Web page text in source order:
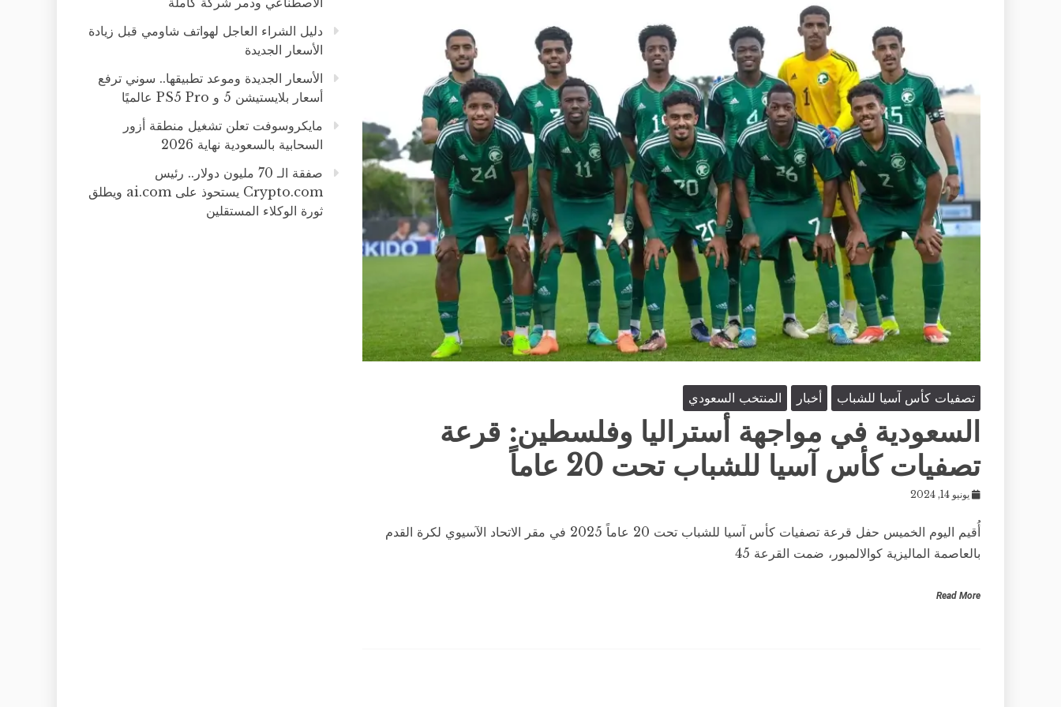
تصفيات كأس آسيا للشباب أخبار المنتخب السعودي
السعودية في مواجهة أستراليا وفلسطين: قرعة
تصفيات كأس آسيا للشباب تحت 20 عاماً
يونيو 14, 2024
أُقيم اليوم الخميس حفل قرعة تصفيات كأس آسيا للشباب تحت 20 عاماً 2025 في مقر الاتحاد الآسيوي لكرة القدم
بالعاصمة الماليزية كوالالمبور، ضمت القرعة 45
Read More
دليل الشراء العاجل لهواتف شاومي قبل زيادة
الأسعار الجديدة
الأسعار الجديدة وموعد تطبيقها.. سوني ترفع
أسعار بلايستيشن 5 و PS5 Pro عالميًا
مايكروسوفت تعلن تشغيل منطقة أزور
السحابية بالسعودية نهاية 2026
صفقة الـ 70 مليون دولار.. رئيس
Crypto.com يستحوذ على ai.com ويطلق
ثورة الوكلاء المستقلين